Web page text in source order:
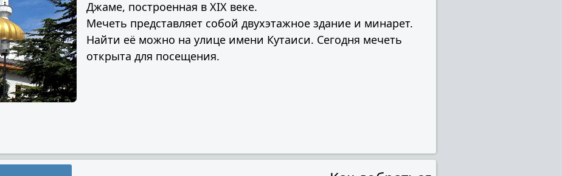
Джаме, построенная в XIX веке.
Мечеть представляет собой двухэтажное здание и минарет.
Найти её можно на улице имени Кутаиси. Сегодня мечеть
открыта для посещения.